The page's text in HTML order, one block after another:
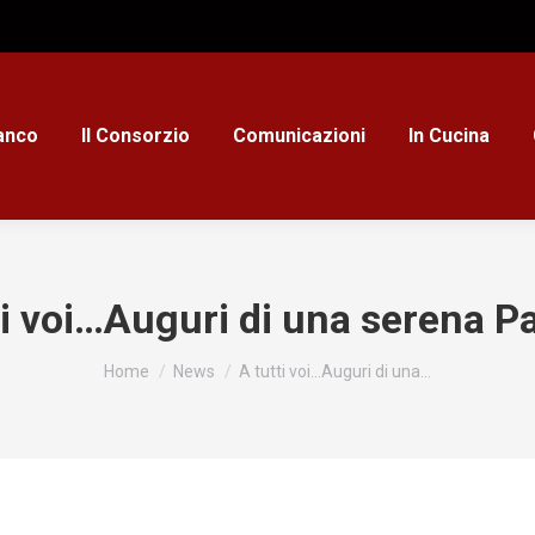
Il Consorzio Comunicazioni In Cucina
voi…Auguri di una serena
Tu sei qui:
Home News A tutti voi…Auguri di una…